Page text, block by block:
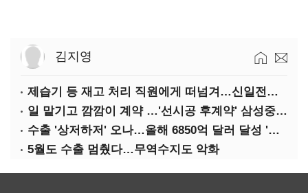
김지영
제습기 등 재고 처리 직원에게 떠넘겨…신일전자 '과징금 처벌'
일 맡기고 깜깜이 계약 …'선시공 후계약' 삼성중공업 덜미
수출 '상저하저' 오나…올해 6850억 달러 달성 '빨간불'
5월도 수출 멈췄다…무역수지도 악화